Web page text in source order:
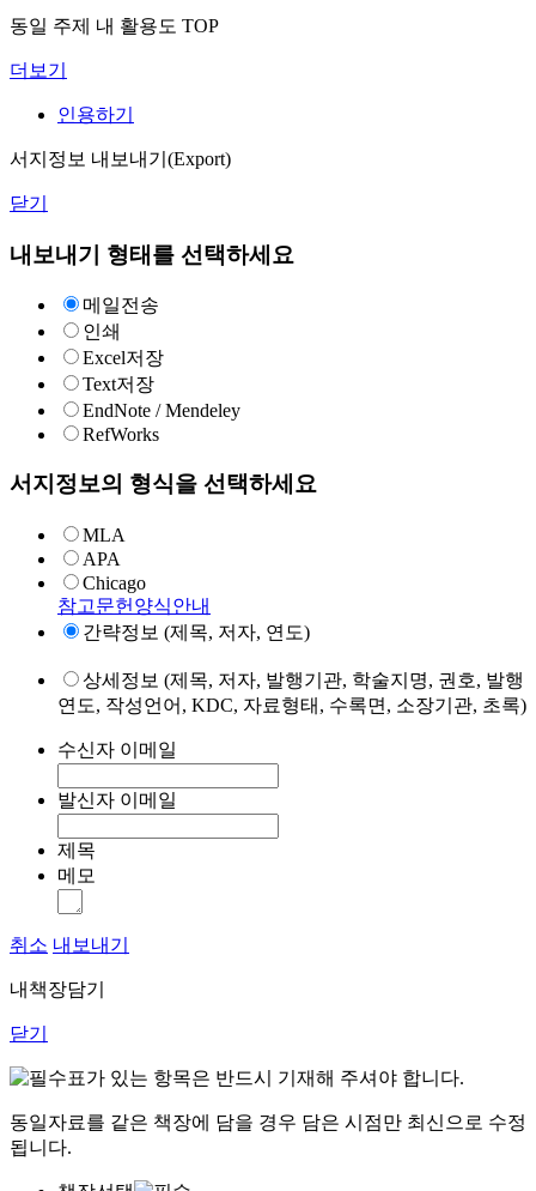
동일 주제 내 활용도 TOP
더보기
인용하기
서지정보 내보내기(Export)
닫기
내보내기 형태를 선택하세요
메일전송
인쇄
Excel저장
Text저장
EndNote / Mendeley
RefWorks
서지정보의 형식을 선택하세요
MLA
APA
Chicago
참고문헌양식안내
간략정보 (제목, 저자, 연도)
상세정보 (제목, 저자, 발행기관, 학술지명, 권호, 발행
연도, 작성언어, KDC, 자료형태, 수록면, 소장기관, 초록)
수신자 이메일
발신자 이메일
제목
메모
취소 내보내기
내책장담기
닫기
표가 있는 항목은 반드시 기재해 주셔야 합니다.
동일자료를 같은 책장에 담을 경우 담은 시점만 최신으로 수정
됩니다.